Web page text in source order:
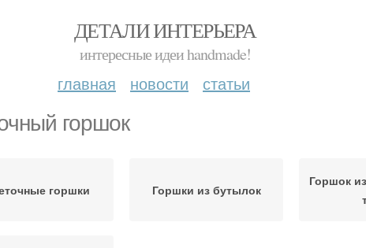
ДЕТАЛИ ИНТЕРЬЕРА
интересные идеи handmade!
главная новости статьи
горшок
горшки Горшки из бутылок
Горшок